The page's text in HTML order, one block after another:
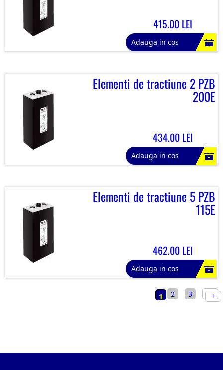
415.00 LEI
Adauga in cos
Elementi de tractiune 2 PZB
200E
434.00 LEI
Adauga in cos
Elementi de tractiune 5 PZB
115E
462.00 LEI
Adauga in cos
1 2 3